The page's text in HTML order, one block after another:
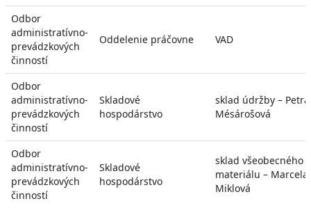
Odbor
administratívno-
prevádzkových
činností
Oddelenie práčovne VAD
Odbor
administratívno-
prevádzkových
činností
Skladové
hospodárstvo
sklad údržby – Petra
Mésárošová
Odbor
administratívno-
prevádzkových
činností
Skladové
hospodárstvo
sklad všeobecného
materiálu – Marcela
Miklová